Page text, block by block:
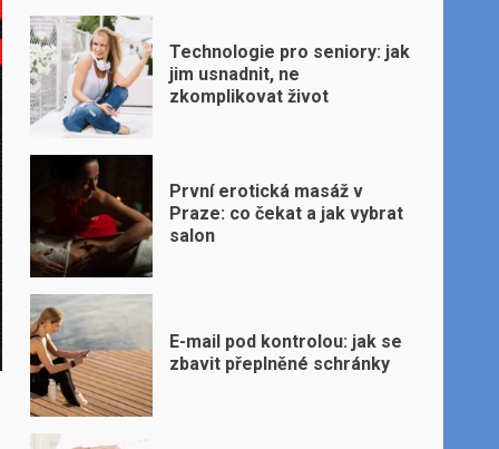
Technologie pro seniory: jak
jim usnadnit, ne
zkomplikovat život
První erotická masáž v
Praze: co čekat a jak vybrat
salon
E-mail pod kontrolou: jak se
zbavit přeplněné schránky